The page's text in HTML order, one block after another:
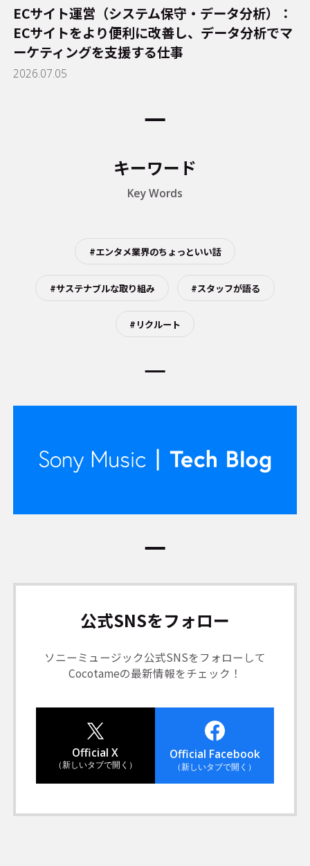
ECサイト運営（システム保守・データ分析）：
ECサイトをより便利に改善し、データ分析でマ
ーケティングを支援する仕事
2026.07.05
キーワード
Key Words
#エンタメ業界のちょっといい話
#サステナブルな取り組み #スタッフが語る
#リクルート
公式SNSをフォロー
ソニーミュージック公式SNSをフォローして
Cocotameの最新情報をチェック！
Official X
（新しいタブで開く）
Official Facebook
（新しいタブで開く）